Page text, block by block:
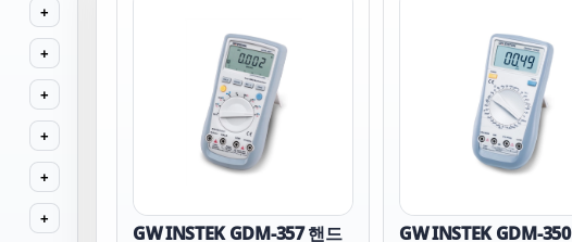
+
+
+
+
+
+
GW INSTEK GDM-357 핸드
GW INSTEK GDM-